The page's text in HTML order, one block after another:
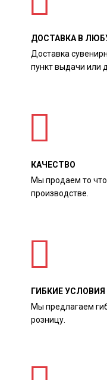
ДОСТАВКА В
Доставка
пункт выдачи или
КАЧЕСТВО
Мы продаем то
производстве.
ГИБКИЕ УСЛОВИЯ
Мы предлагаем
розницу.